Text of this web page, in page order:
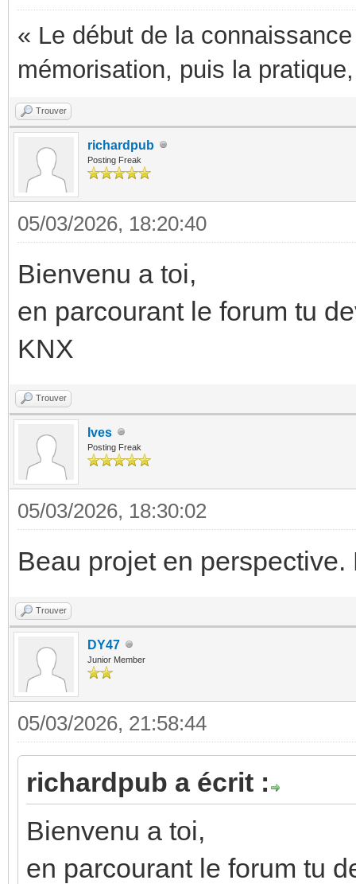
« Le début de la
mémorisation, puis la
Trouver
richardpub
Posting Freak
05/03/2026, 18:20:40
Bienvenu a toi,
en parcourant le forum tu
KNX
Trouver
Ives
Posting Freak
05/03/2026, 18:30:02
Beau projet en perspective.
Trouver
DY47
Junior Member
05/03/2026, 21:58:44
richardpub a écrit :
Bienvenu a toi,
en parcourant le forum tu